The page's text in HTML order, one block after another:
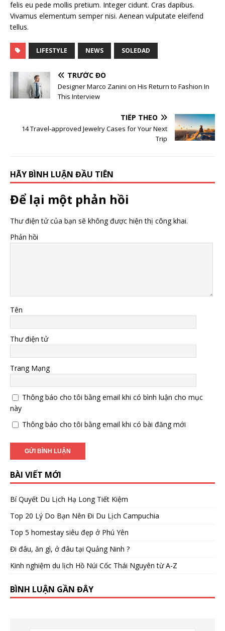
felis eu pede mollis pretium. Integer cidunt. Cras dapibus.
Vivamus elementum semper nisi. Aenean vulputate eleifend
tellus.
LIFESTYLE NEWS SOLEDAD
TRƯỚC ĐÓ
Designer Marco Zanini on His Return to Fashion In
This Interview
TIẾP THEO
14 Travel-approved Jewelry Cases for Your Next
Trip
HÃY BÌNH LUẬN ĐẦU TIÊN
Để lại một phản hồi
Thư điện tử của bạn sẽ không được hiện thị công khai.
Phản hồi
Tên
Thư điện tử
Trang Mạng
Thông báo cho tôi bằng email khi có bình luận cho mục
này
Thông báo cho tôi bằng email khi có bài đăng mới
BÀI VIẾT MỚI
Bí Quyết Du Lịch Hạ Long Tiết Kiệm
Top 20 Lý Do Bạn Nên Đi Du Lịch Campuchia
Top 5 homestay siêu đẹp ở Phú Yên
Đi đâu, ăn gì, ở đâu tại Quảng Ninh ?
Kinh nghiệm du lịch Hồ Núi Cốc Thái Nguyên từ A-Z
BÌNH LUẬN GẦN ĐÂY